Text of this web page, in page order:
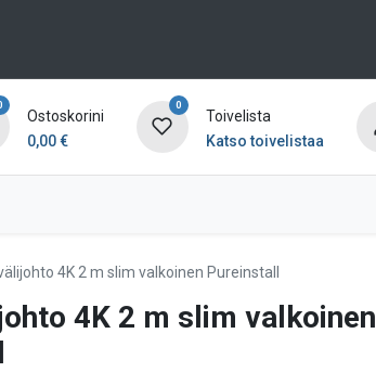
Ostoskorini
0,00€
0
Toivelista
Katso toivelistaa
4K 2 m slim valkoinen Pureinstall
4K 2 m slim valkoinen